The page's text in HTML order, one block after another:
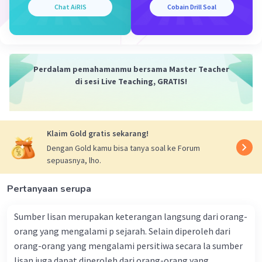
3. **Menghargai Pendapat Anggota Keluarga:**
mempertimbangkan pendapat semua anggota
sikap terbuka dan menghormati proses
musyawarah.
tugas rumah secara adil dengan diskusi keluarga
mencerminkan keputusan bersama dan prinsip
musyawarah.
5. **Pemecahan Masalah Secara Bersama:**
- **Penjelasan:** Ketika ada konflik atau
masalah dalam keluarga, menyelesaikannya
prinsip kebijaksanaan dan perwakilan.
**Dalam Lingkungan Sekolah:**
1. **Rapat OSIS:**
Chat AiRIS Cobain Drill Soal
Perdalam pemahamanmu bersama Master Teacher
di sesi Live Teaching, GRATIS!
Klaim Gold gratis sekarang!
Dengan Gold kamu bisa tanya soal ke Forum
sepuasnya, lho.
Pertanyaan serupa
Sumber lisan merupakan keterangan langsung dari orang-
orang yang mengalami p sejarah. Selain diperoleh dari
orang-orang yang mengalami persitiwa secara la sumber